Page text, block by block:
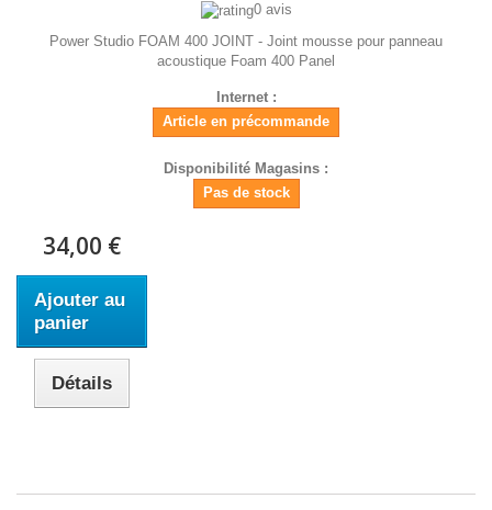
0 avis
Power Studio FOAM 400 JOINT - Joint mousse pour panneau
acoustique Foam 400 Panel
Internet :
Article en précommande
Disponibilité Magasins :
Pas de stock
34,00 €
Ajouter au
panier
Détails